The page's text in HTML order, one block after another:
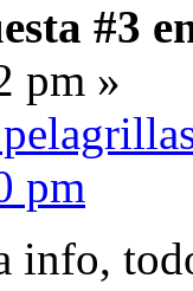
#3
pm »
pm
info,